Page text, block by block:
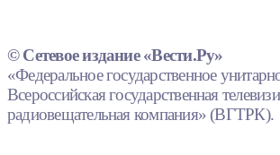
© Сетевое издание «Вести.Ру»
«Федеральное государственное
Всероссийская государственная
радиовещательная компания» (ВГТРК).